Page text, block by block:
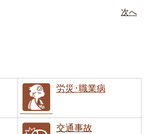
次へ
労災･職業病
交通事故